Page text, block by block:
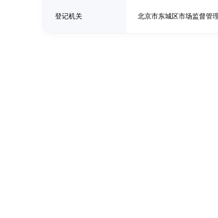
登记机关 北京市东城区市场监督管